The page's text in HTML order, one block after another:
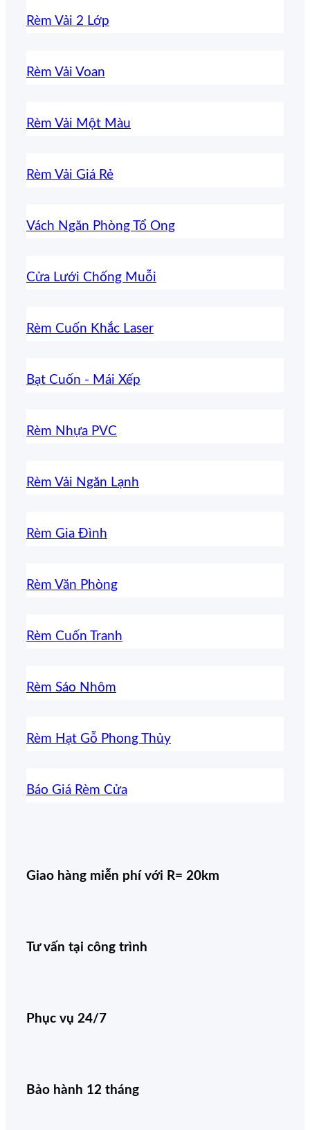
Rèm Vải 2 Lớp
Rèm Vải Voan
Rèm Vải Một Màu
Rèm Vải Giá Rẻ
Vách Ngăn Phòng Tổ Ong
Cửa Lưới Chống Muỗi
Rèm Cuốn Khắc Laser
Bạt Cuốn - Mái Xếp
Rèm Nhựa PVC
Rèm Vải Ngăn Lạnh
Rèm Gia Đình
Rèm Văn Phòng
Rèm Cuốn Tranh
Rèm Sáo Nhôm
Rèm Hạt Gỗ Phong Thủy
Báo Giá Rèm Cửa
Giao hàng miễn phí với R= 20km
Tư vấn tại công trình
Phục vụ 24/7
Bảo hành 12 tháng